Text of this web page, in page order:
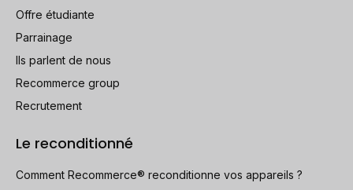
Offre étudiante
Parrainage
Ils parlent de nous
Recommerce group
Recrutement
Le reconditionné
Comment Recommerce® reconditionne vos appareils ?